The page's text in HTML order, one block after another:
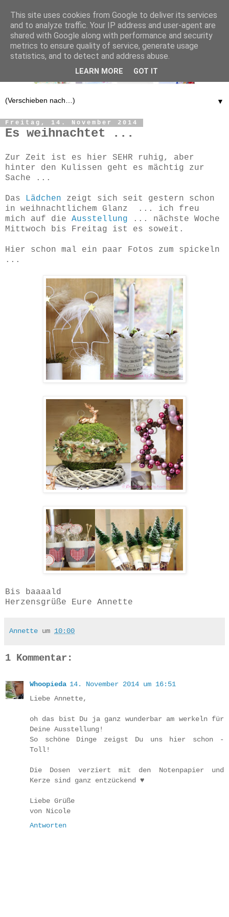
▼
Freitag, 14. November 2014
Es weihnachtet ...
Zur Zeit ist es hier SEHR ruhig, aber
hinter den Kulissen geht es mächtig zur
Sache ...
Das Lädchen zeigt sich seit gestern schon
in weihnachtlichem Glanz ... ich freu
mich auf die Ausstellung
... nächste Woche
Mittwoch bis Freitag ist es soweit.
Hier schon mal ein paar Fotos zum spickeln
...
Bis baaaald
Herzensgrüße Eure Annette
Annette um 10:00
1 Kommentar:
Whoopieda 14. November 2014 um 16:51
Liebe Annette,
oh das bist Du ja ganz wunderbar am werkeln für
Deine Ausstellung!
So schöne Dinge zeigst Du uns hier schon -
Toll!
Die Dosen verziert mit den Notenpapier und
Kerze sind ganz entzückend ♥
Liebe Grüße
von Nicole
Antworten
This site uses cookies from Google to deliver its services
and to analyze traffic. Your IP address and user-agent are
shared with Google along with performance and security
metrics to ensure quality of service, generate usage
statistics, and to detect and address abuse.
LEARN MORE GOT IT